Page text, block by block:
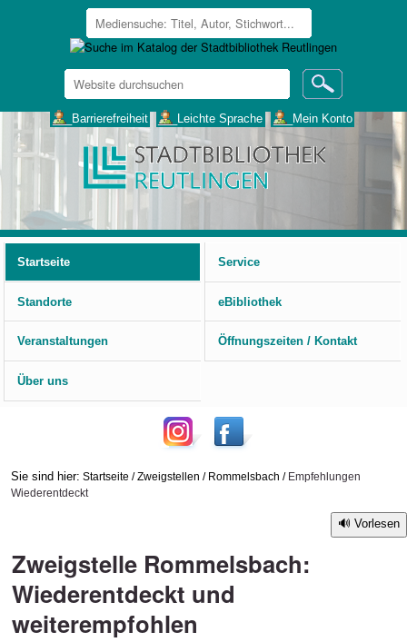
Website
durchsuchen
___Barrierefreiheit ___Leichte Sprache ___Mein Konto
Startseite
Service
Standorte eBibliothek
Veranstaltungen Öffnungszeiten / Kontakt
Über uns
Sie sind hier: Startseite /Zweigstellen / Rommelsbach / Empfehlungen
Wiederentdeckt
Vorlesen
Zweigstelle Rommelsbach:
Wiederentdeckt und
weiterempfohlen